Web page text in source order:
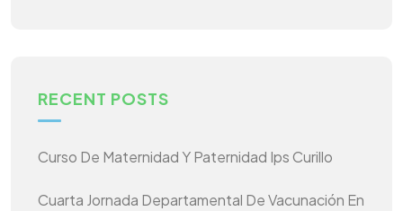
RECENT POSTS
Curso De Maternidad Y Paternidad Ips Curillo
Cuarta Jornada Departamental De Vacunación En